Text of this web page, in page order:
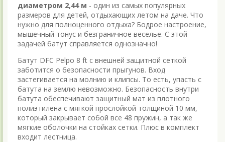
диаметром 2,44 м - один из самых популярных
размеров для детей, отдыхающих летом на даче. Что
нужно для полноценного отдыха? Бодрое настроение,
мышечный тонус и безграничное веселье. С этой
задачей батут справляется однозначно!
Батут DFC Pelpo 8 ft с внешней защитной сеткой
заботится о безопасности прыгунов. Вход
застегивается на молнию и клипсы. То есть, упасть с
батута на землю невозможно. Безопасность внутри
батута обеспечивают защитный мат из плотного
полиэтилена с мягкой прослойкой толщиной 10 мм,
который закрывает собой все 48 пружин, а так же
мягкие оболочки на стойках сетки. Плюс в комплект
входит лестница.